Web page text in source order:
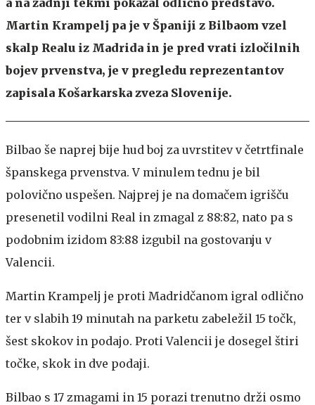
Martin Krampelj pa je v Španiji z Bilbaom vzel
skalp Realu iz Madrida in je pred vrati izločilnih
bojev prvenstva, je v pregledu reprezentantov
zapisala Košarkarska zveza Slovenije.
Bilbao še naprej bije hud boj za uvrstitev v četrtfinale
španskega prvenstva. V minulem tednu je bil
polovično uspešen. Najprej je na domačem igrišču
presenetil vodilni Real in zmagal z 88:82, nato pa s
podobnim izidom 83:88 izgubil na gostovanju v
Valencii.
Martin Krampelj je proti Madridčanom igral odlično
ter v slabih 19 minutah na parketu zabeležil 15 točk,
šest skokov in podajo. Proti Valencii je dosegel štiri
točke, skok in dve podaji.
Bilbao s 17 zmagami in 15 porazi trenutno drži osmo